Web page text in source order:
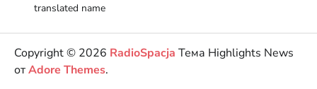
translated name
Copyright © 2026 RadioSpacja Тема Highlights News
отAdore Themes.